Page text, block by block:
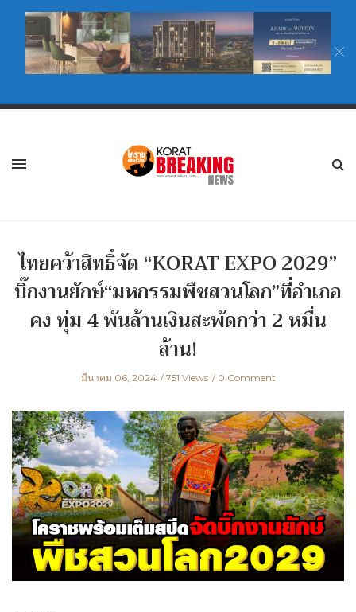
ไทยคว้าสิทธิ์จัด “KORAT EXPO 2029”
บิ๊กงานยักษ์“มหกรรมพืชสวนโลก”ที่อำเภอ
คง ทุ่ม 4 พันล้านเงินสะพัดกว่า 2 หมื่น
ล้าน!
มีนาคม 06, 2024 751 Views 0 Comment